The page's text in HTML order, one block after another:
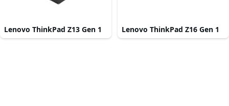
Lenovo ThinkPad Z13 Gen 1 Lenovo ThinkPad Z16 Gen 1